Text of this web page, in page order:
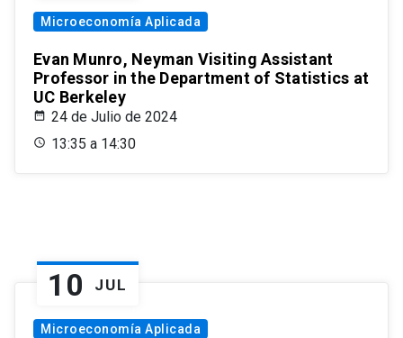
Microeconomía Aplicada
Evan Munro, Neyman Visiting Assistant
Professor in the Department of Statistics at
UC Berkeley
24 de Julio de 2024
13:35 a 14:30
10 JUL
Microeconomía Aplicada